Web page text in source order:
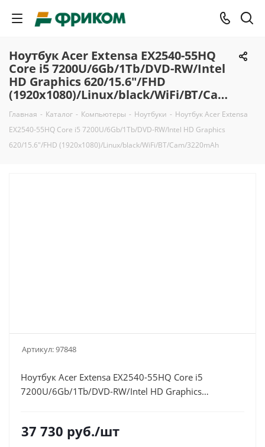
Ноутбук Acer Extensa EX2540-55HQ
Core i5 7200U/6Gb/1Tb/DVD-RW/Intel
HD Graphics 620/15.6"/FHD
(1920x1080)/Linux/black/WiFi/BT/Cam/3220mAh
Главная - Каталог - Компьютеры - Ноутбуки - Ноутбук Acer Extensa
EX2540-55HQ Core i5 7200U/6Gb/1Tb/DVD-RW/Intel HD Graphics
620/15.6"/FHD (1920x1080)/Linux/black/WiFi/BT/Cam/3220mAh
Артикул:97848
Ноутбук Acer Extensa EX2540-55HQ Core i5
7200U/6Gb/1Tb/DVD-RW/Intel HD Graphics
37 730 руб./шт